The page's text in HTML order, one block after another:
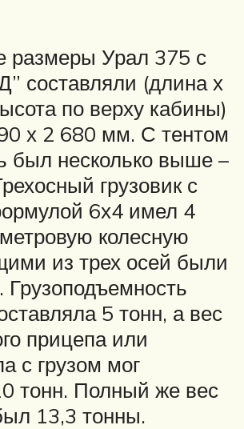
размеры Урал 375 с
составляли (длина х
по верху кабины)
х 2 680 мм. С тентом
был несколько выше –
грузовик с
6х4 имел 4
колесную
из трех осей были
Грузоподъемность
5 тонн, а вес
прицепа или
с грузом мог
тонн. Полный же вес
13,3 тонны.